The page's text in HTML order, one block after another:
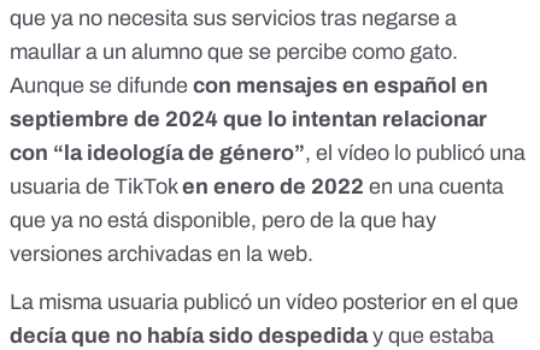
que ya no necesita sus servicios tras negarse a
maullar a un alumno que se percibe como gato.
Aunque se difunde con mensajes en español en
septiembre de 2024 que lo intentan relacionar
con “la ideología de género”, el vídeo lo publicó una
usuaria de TikToken enero de 2022 en una cuenta
que ya no está disponible, pero de la que hay
versiones archivadas en la web.
La misma usuaria publicó un vídeo posterior en el que
decía que no había sido despediday que estaba